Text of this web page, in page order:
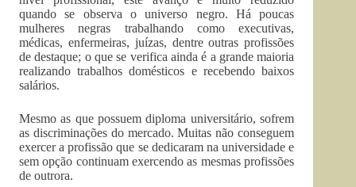
quando se observa o universo negro. Há poucas
mulheres negras trabalhando como executivas,
médicas, enfermeiras, juízas, dentre outras profissões
de destaque; o que se verifica ainda é a grande maioria
realizando trabalhos domésticos e recebendo baixos
salários.
Mesmo as que possuem diploma universitário, sofrem
as discriminações do mercado. Muitas não conseguem
exercer a profissão que se dedicaram na universidade e
sem opção continuam exercendo as mesmas profissões
de outrora.